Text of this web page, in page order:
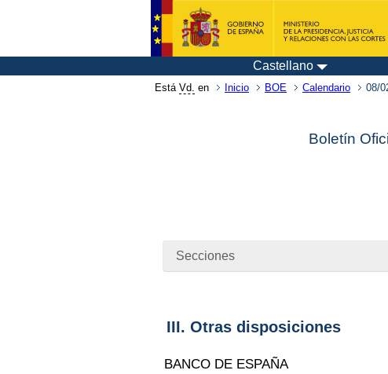
Castellano
Está Vd. en Inicio BOE Calendario 08/
Boletín
Secciones
III. Otras disposiciones
BANCO DE ESPAÑA